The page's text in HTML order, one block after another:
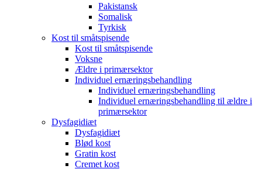
Pakistansk
Somalisk
Tyrkisk
Kost til småtspisende
Kost til småtspisende
Voksne
Ældre i primærsektor
Individuel ernæringsbehandling
Individuel ernæringsbehandling
Individuel ernæringsbehandling til ældre i
primærsektor
Dysfagidiæt
Dysfagidiæt
Blød kost
Gratin kost
Cremet kost